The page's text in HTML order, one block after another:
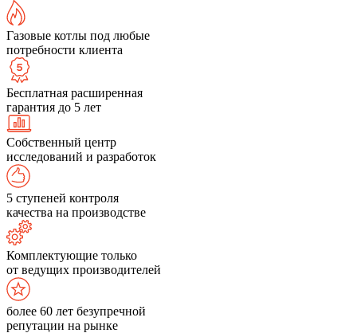
Газовые котлы под любые
потребности клиента
Бесплатная расширенная
гарантия до 5 лет
Собственный центр
исследований и разработок
5 ступеней контроля
качества на производстве
Комплектующие только
от ведущих производителей
более 60 лет безупречной
репутации на рынке